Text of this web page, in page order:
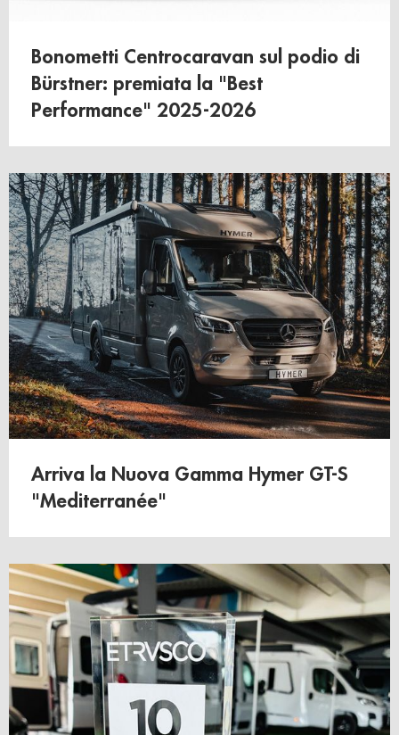
Bonometti Centrocaravan sul podio di
Bürstner: premiata la "Best
Performance" 2025-2026
Arriva la Nuova Gamma Hymer GT-S
"Mediterranée"